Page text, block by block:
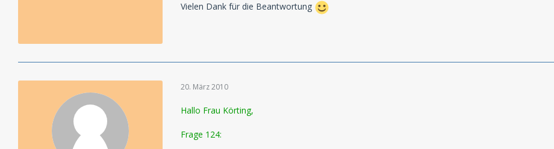
Vielen Dank für die Beantwortung
20. März 2010
Hallo Frau Körting,
Frage 124: